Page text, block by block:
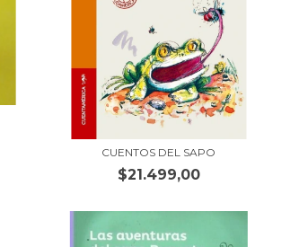
CUENTOS DEL SAPO
$21.499,00